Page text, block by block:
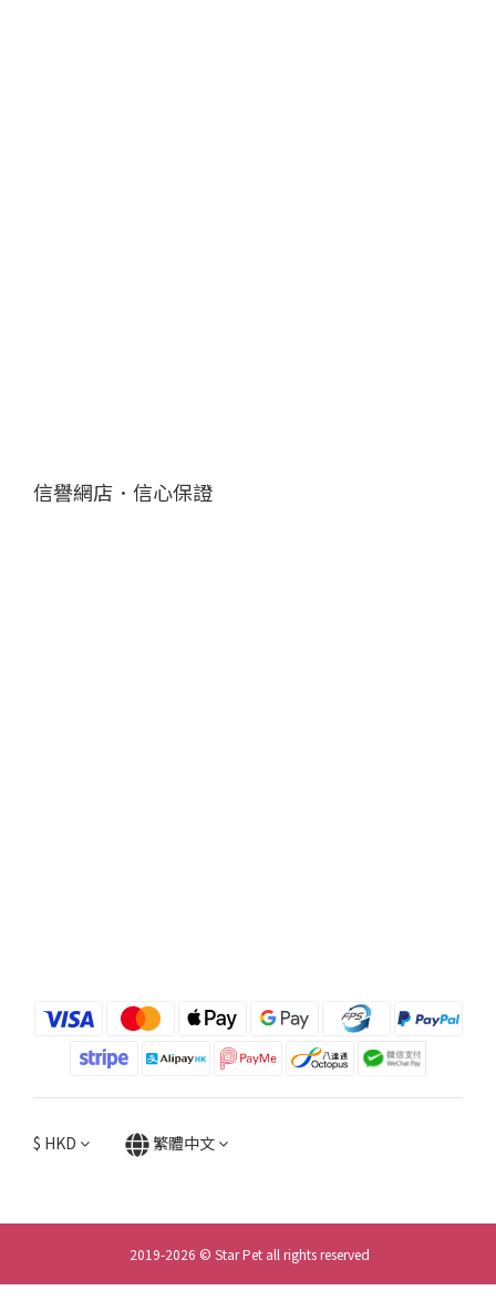
信譽網店．信心保證
$ HKD 繁體中文
2019-2026 © Star Pet all rights reserved